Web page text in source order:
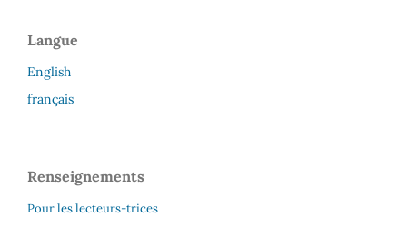
Langue
English
français
Renseignements
Pour les lecteurs-trices